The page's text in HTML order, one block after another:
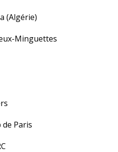
(Algérie)
Minguettes
Paris